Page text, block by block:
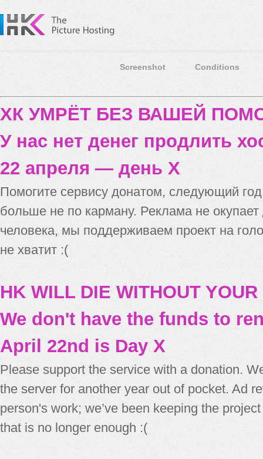
Screenshot Conditions
ХК УМРЁТ БЕЗ ВАШЕЙ
У нас нет денег продлить
22 апреля — день X
Помогите сервису донатом, следующий
больше не по карману. Реклама не
человека, мы поддерживаем проект на
не хватит :(
HK WILL DIE WITHOUT
We don't have the funds to
April 22nd is Day X
Please support the service with a donation.
the server for another year out of pocket. Ad
person's work; we’ve been keeping the
that is no longer enough :(